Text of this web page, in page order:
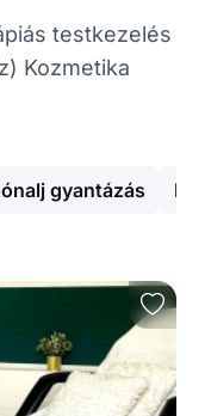
testkezelés
Kozmetika
gyantázás